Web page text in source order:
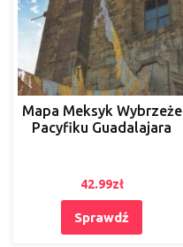
Mapa Meksyk Wybrzeże
Pacyfiku Guadalajara
42.99zł
Sprawdź